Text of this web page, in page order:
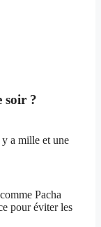
soir ?
a mille et une
Pacha
pour éviter les